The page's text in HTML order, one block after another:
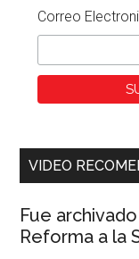
Correo
VIDEO
Fue
Reforma a la